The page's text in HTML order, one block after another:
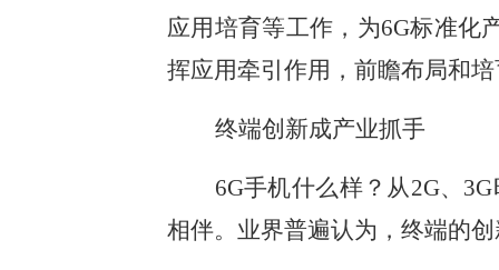
应用培育等工作，为6G标准化
挥应用牵引作用，前瞻布局和
终端创新成产业抓手
6G手机什么样？从2G、
相伴。业界普遍认为，终端的